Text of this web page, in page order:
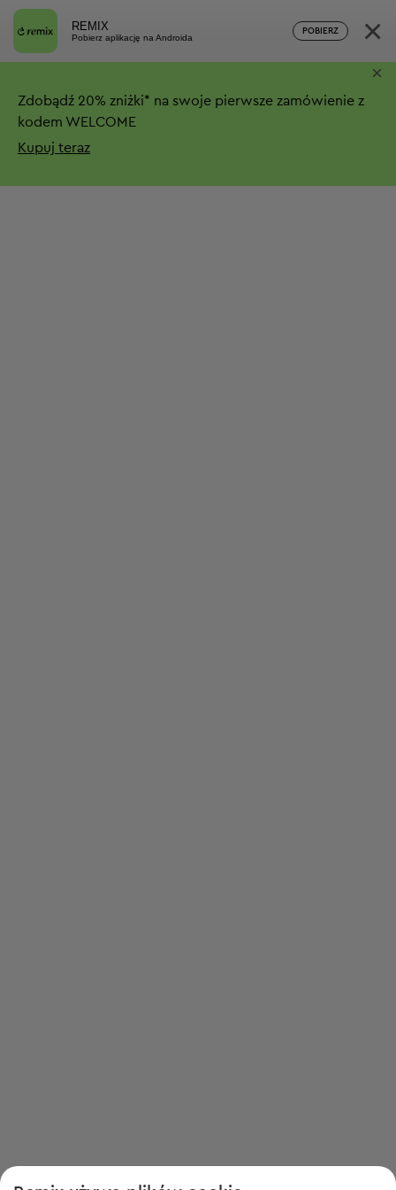
REMIX
Pobierz aplikację na Androida
POBIERZ ×
Zdobądź 20% zniżki* na swoje pierwsze zamówienie z
kodem WELCOME
Kupuj teraz
×